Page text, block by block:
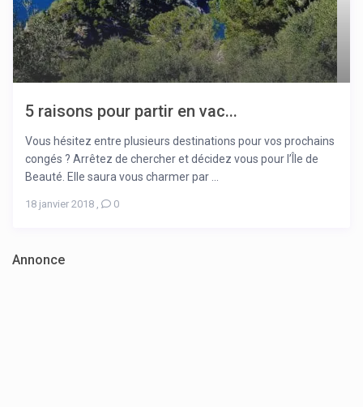
5 raisons pour partir en vac...
Vous hésitez entre plusieurs destinations pour vos prochains
congés ? Arrêtez de chercher et décidez vous pour l’Île de
Beauté. Elle saura vous charmer par ...
18 janvier 2018 , 0
Annonce